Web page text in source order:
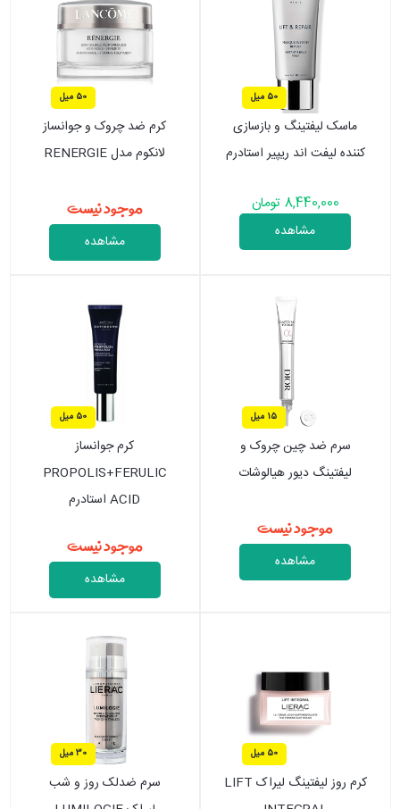
50 میل
ماسک لیفتینگ و بازسازی
کننده لیفت اند ریپیر استادرم
8,440,000 تومان
مشاهده
50 میل
کرم ضد چروک و جوانساز
لانکوم مدل RENERGIE
موجود نیست
مشاهده
15 میل
سرم ضد چین چروک و
لیفتینگ دیور هیالوشات
موجود نیست
مشاهده
50 میل
کرم جوانساز
PROPOLIS+FERULIC
ACID استادرم
موجود نیست
مشاهده
50 میل
کرم روز لیفتینگ لیراک LIFT
30 میل
سرم ضدلک روز و شب